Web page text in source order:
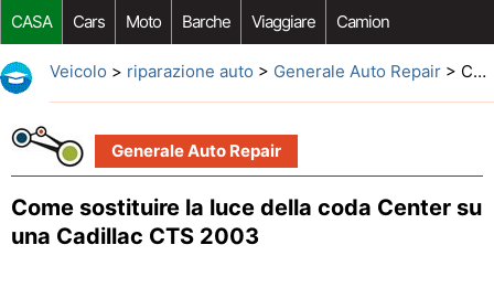
CASA Cars Moto Barche Viaggiare Camion
Riparazione Auto Acquisto Auto Car Opzioni Aftermarket
Veicolo > riparazione auto > Generale Auto Repair> Come sostituire la luce della coda Center su una Cadillac CTS 2003
Generale Auto Repair
Come sostituire la luce della coda Center su
una Cadillac CTS 2003